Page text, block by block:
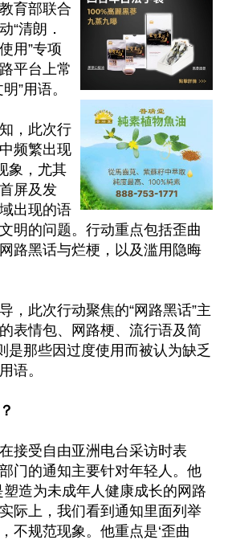
育部联合
“清朗．
用”专项
平台上常
”用语。
，此次行
频繁出现
象，尤其
屏及发
出现的语
明的问题。行动重点包括歪曲
路黑话与烂梗，以及滥用隐晦
，此次行动聚焦的“网路黑话”主
表情包、网路梗、流行语及简
是那些因过度使用而被认为缺乏
语。
接受自由亚洲电台采访时表
门的通知主要针对年轻人。他
塑造为未成年人健康成长的网路
际上，我们看到通知里面列举
不规范现象。他重点是‘歪曲